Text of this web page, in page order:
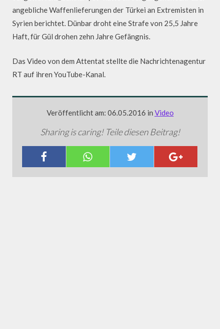
angebliche Waffenlieferungen der Türkei an Extremisten in
Syrien berichtet. Dünbar droht eine Strafe von 25,5 Jahre
Haft, für Gül drohen zehn Jahre Gefängnis.
Das Video von dem Attentat stellte die Nachrichtenagentur
RT auf ihren YouTube-Kanal.
Veröffentlicht am: 06.05.2016 in Video
Sharing is caring! Teile diesen Beitrag!